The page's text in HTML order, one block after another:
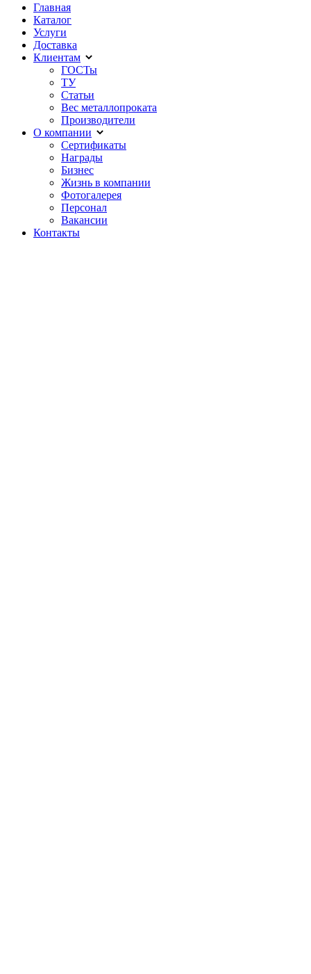
Главная
Каталог
Услуги
Доставка
Клиентам
ГОСТы
ТУ
Статьи
Вес металлопроката
Производители
О компании
Сертификаты
Награды
Бизнес
Жизнь в компании
Фотогалерея
Персонал
Вакансии
Контакты